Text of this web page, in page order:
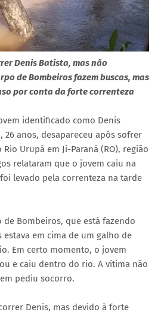
Denis Batista, mas não
de Bombeiros fazem buscas, mas
por conta da forte correnteza
identificado como Denis
26 anos, desapareceu após sofrer
Urupá em Ji-Paraná (RO), região
relataram que o jovem caiu na
levado pela correnteza na tarde
de Bombeiros, que está fazendo
estava em cima de um galho de
Em certo momento, o jovem
e caiu dentro do rio. A vítima não
pediu socorro.
Denis, mas devido à forte